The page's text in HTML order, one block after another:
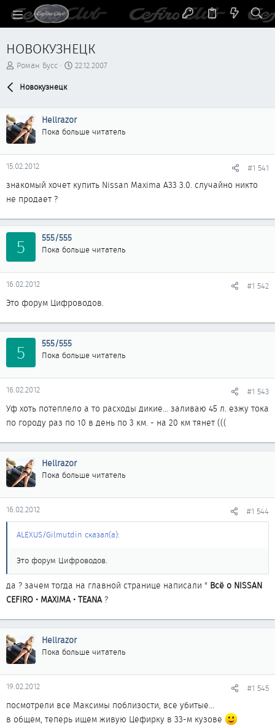
НОВОКУЗНЕЦК
А
т
е
м
ы
Роман Бусс
Д
а
ч
л
22.12.2007
Новокузнецк
Hellrazor
Пока больше читатель
15.02.2012 #1 541
знакомый хочет купить Nissan Maxima A33 3.0. случайно никто
не продает ?
5 555/555
Пока больше читатель
16.02.2012 #1 542
Это форум Цифроводов.
5 555/555
Пока больше читатель
16.02.2012 #1 543
Уф хоть потеплело а то расходы дикие... заливаю 45 л. езжу тока
по городу раз по 10 в день по 3 км. - на 20 км тянет (((
Hellrazor
Пока больше читатель
16.02.2012 #1 544
ALEXUS/Gilmutdin сказал(а):
Это форум Цифроводов.
да ? зачем тогда на главной странице написали " Всё о NISSAN
CEFIRO • MAXIMA • TEANA?
Hellrazor
Пока больше читатель
19.02.2012 #1 545
посмотрели все Максимы поблизости, все убитые...
в общем, теперь ищем живую Цефирку в 33-м кузове